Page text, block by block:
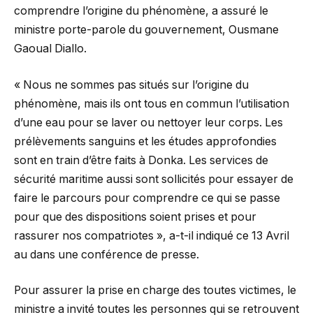
comprendre l’origine du phénomène, a assuré le
ministre porte-parole du gouvernement, Ousmane
Gaoual Diallo.
« Nous ne sommes pas situés sur l’origine du
phénomène, mais ils ont tous en commun l’utilisation
d’une eau pour se laver ou nettoyer leur corps. Les
prélèvements sanguins et les études approfondies
sont en train d’être faits à Donka. Les services de
sécurité maritime aussi sont sollicités pour essayer de
faire le parcours pour comprendre ce qui se passe
pour que des dispositions soient prises et pour
rassurer nos compatriotes », a-t-il indiqué ce 13 Avril
au dans une conférence de presse.
Pour assurer la prise en charge des toutes victimes, le
ministre a invité toutes les personnes qui se retrouvent